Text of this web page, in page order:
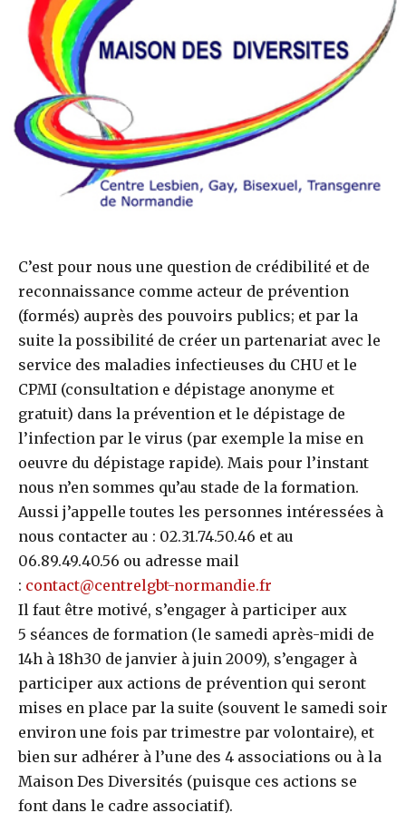
C’est pour nous une question de crédibilité et de
reconnaissance comme acteur de prévention
(formés) auprès des pouvoirs publics; et par la
suite la possibilité de créer un partenariat avec le
service des maladies infectieuses du CHU et le
CPMI (consultation e dépistage anonyme et
gratuit) dans la prévention et le dépistage de
l’infection par le virus (par exemple la mise en
oeuvre du dépistage rapide). Mais pour l’instant
nous n’en sommes qu’au stade de la formation.
Aussi j’appelle toutes les personnes intéressées à
nous contacter au : 02.31.74.50.46 et au
06.89.49.40.56 ou adresse mail
: contact@centrelgbt-normandie.fr
Il faut être motivé, s’engager à participer aux
5 séances de formation (le samedi après-midi de
14h à 18h30 de janvier à juin 2009), s’engager à
participer aux actions de prévention qui seront
mises en place par la suite (souvent le samedi soir
environ une fois par trimestre par volontaire), et
bien sur adhérer à l’une des 4 associations ou à la
Maison Des Diversités (puisque ces actions se
font dans le cadre associatif).